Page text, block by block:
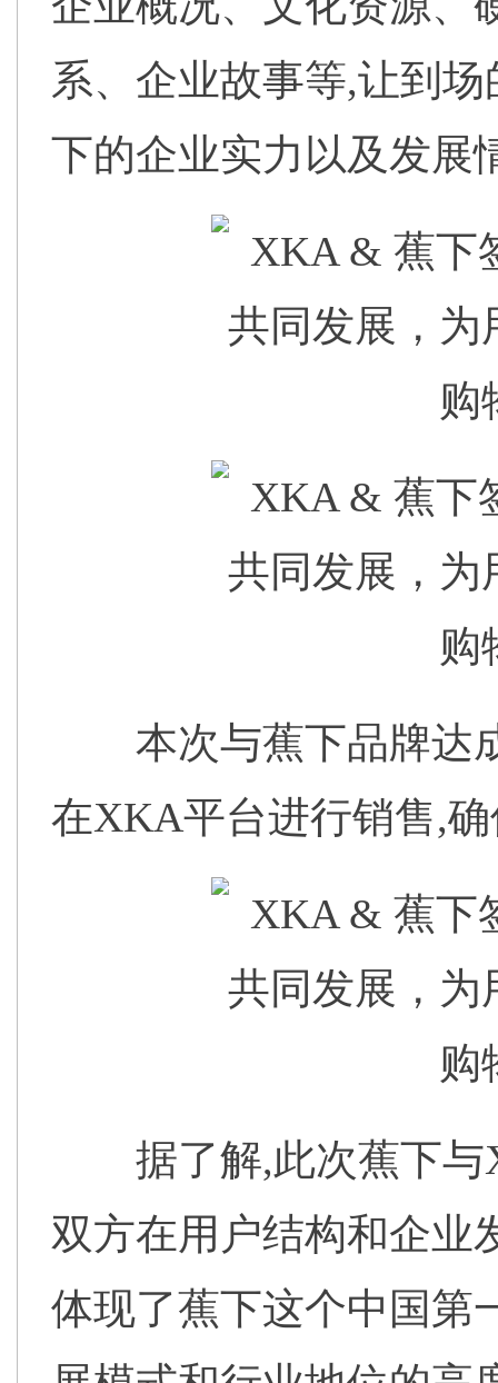
系、企业故事等,让到
下的企业实力以及发展
本次与蕉下品牌达
在XKA平台进行销售,
据了解,此次蕉下
双方在用户结构和企业
体现了蕉下这个中国第